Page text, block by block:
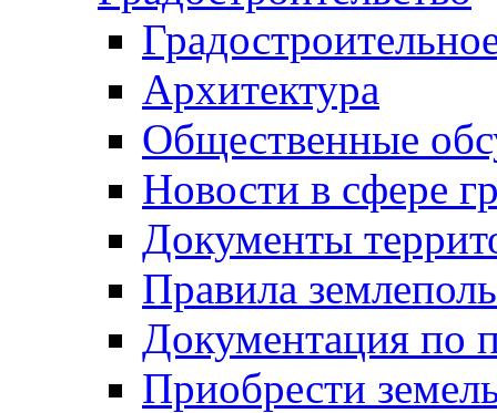
Архитектура
Общественные
Новости в сфере
Документы
Правила
Документация по
Приобрести